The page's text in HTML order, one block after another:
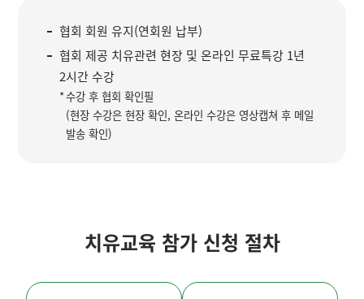
협회 회원 유지(연회원 납부)
협회 제공 치유관련 현장 및 온라인 무료특강 1년
2시간 수강
수강 후 협회 확인필
(현장 수강은 현장 확인, 온라인 수강은 영상캡쳐 후 메일
발송 확인)
치유교육 참가 신청 절차